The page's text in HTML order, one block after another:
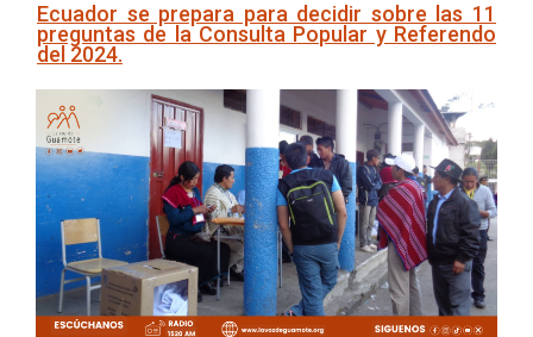
Ecuador se prepara para decidir sobre las 11
preguntas de la Consulta Popular y Referendo
del 2024.